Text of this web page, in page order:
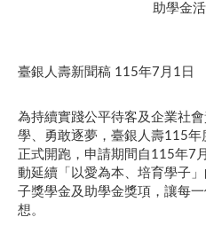
助學金
臺銀人壽新聞稿 115年7月1日
為持續實踐公平待客及企業社
學、勇敢逐夢，臺銀人壽115年
正式開跑，申請期間自115年7
動延續「以愛為本、培育學子
子獎學金及助學金獎項，讓每
想。